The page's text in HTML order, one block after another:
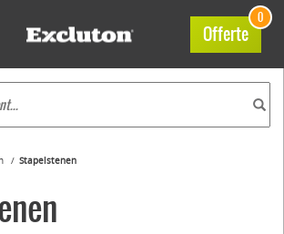
Offerte
0
Stapelstenen